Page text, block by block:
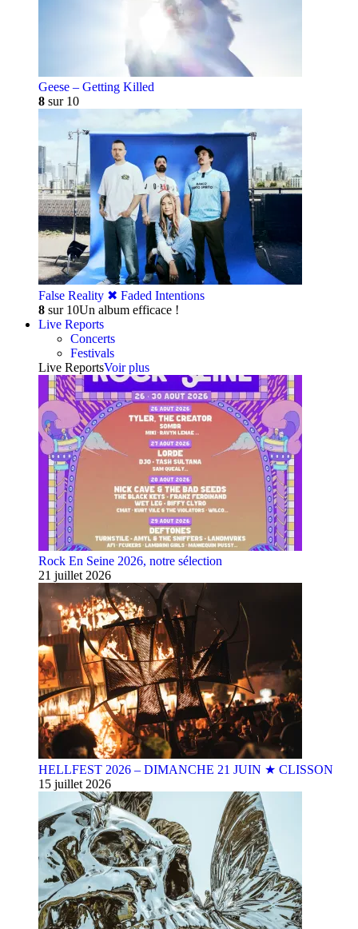
Geese – Getting Killed
8 sur 10
False Reality ✖︎ Faded Intentions
8 sur 10Un album efficace !
Live Reports
Concerts
Festivals
Live ReportsVoir plus
Rock En Seine 2026, notre sélection
21 juillet 2026
HELLFEST 2026 – DIMANCHE 21 JUIN ★ CLISSON
15 juillet 2026